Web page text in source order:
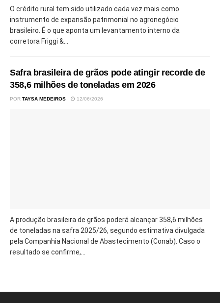
O crédito rural tem sido utilizado cada vez mais como
instrumento de expansão patrimonial no agronegócio
brasileiro. É o que aponta um levantamento interno da
corretora Friggi &...
Safra brasileira de grãos pode atingir recorde de
358,6 milhões de toneladas em 2026
POR TAYSA MEDEIROS 12/06/2026
A produção brasileira de grãos poderá alcançar 358,6 milhões
de toneladas na safra 2025/26, segundo estimativa divulgada
pela Companhia Nacional de Abastecimento (Conab). Caso o
resultado se confirme,...